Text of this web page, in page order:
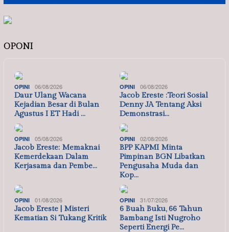
OPONI
OPINI 06/08/2026
Daur Ulang Wacana
Kejadian Besar di Bulan
Agustus I ET Hadi …
OPINI 06/08/2026
Jacob Ereste :Teori Sosial
Denny JA Tentang Aksi
Demonstrasi…
OPINI 05/08/2026
Jacob Ereste: Memaknai
Kemerdekaan Dalam
Kerjasama dan Pembe…
OPINI 02/08/2026
BPP KAPMI Minta
Pimpinan BGN Libatkan
Pengusaha Muda dan
Kop…
OPINI 01/08/2026
Jacob Ereste | Misteri
Kematian Si Tukang Kritik
OPINI 31/07/2026
6 Buah Buku, 66 Tahun
Bambang Isti Nugroho
Seperti Energi Pe…